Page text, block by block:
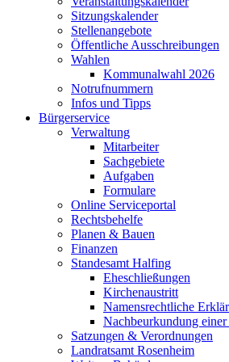
Sitzungskalender
Stellenangebote
Öffentliche Ausschreibungen
Wahlen
Kommunalwahl 2026
Notrufnummern
Infos und Tipps
Bürgerservice
Verwaltung
Mitarbeiter
Sachgebiete
Aufgaben
Formulare
Online Serviceportal
Rechtsbehelfe
Planen & Bauen
Finanzen
Standesamt Halfing
Eheschließungen
Kirchenaustritt
Namensrechtliche
Nachbeurkundung
Satzungen & Verordnungen
Landratsamt Rosenheim